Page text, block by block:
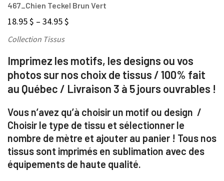
467_Chien Teckel Brun Vert
18.95$ – 34.95$
Collection Tissus
Imprimez les motifs, les designs ou vos
photos sur nos choix de tissus / 100% fait
au Québec / Livraison 3 à 5 jours ouvrables !
Vous n’avez qu’à choisir un motif ou design /
Choisir le type de tissu et sélectionner le
nombre de mètre et ajouter au panier ! Tous nos
tissus sont imprimés en sublimation avec des
équipements de haute qualité.